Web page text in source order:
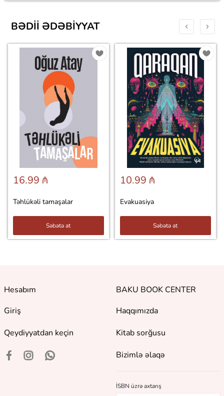
BƏDII ƏDƏBIYYAT
16.99 ₼
Təhlükəli tamaşalar
Səbətə at
10.99 ₼
Evakuasiya
Səbətə at
Hesabım
Giriş
Qeydiyyatdan keçin
BAKU BOOK CENTER
Haqqımızda
Kitab sorğusu
Bizimlə əlaqə
İSBN üzrə axtarış